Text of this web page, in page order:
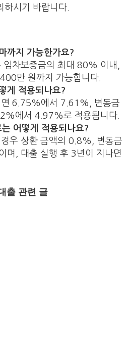
하시기 바랍니다.
까지 가능한가요?
임차보증금의 최대 80% 이내,
만 원까지 가능합니다.
게 적용되나요?
연 6.75%에서 7.61%, 변동금
에서 4.97%로 적용됩니다.
어떻게 적용되나요?
우 상환 금액의 0.8%, 변동금
며, 대출 실행 후 3년이 지나면
출 관련 글